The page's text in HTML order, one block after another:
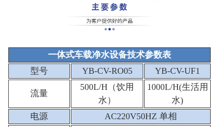
一体式车载净水设备技术参数表
型号
YB-CV-RO05 YB-CV-UF1
流量
500L/H（饮用
水）
1000L/H(生活用
水)
电源
AC220V50HZ 单相